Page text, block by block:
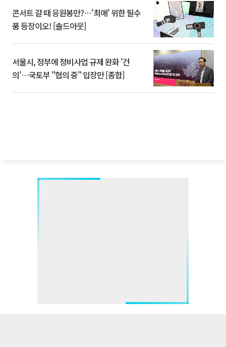
콘서트 갈 때 응원봉만?⋯'최애' 위한 필수
품 등장이오! [솔드아웃]
서울시, 정부에 정비사업 규제 완화 '건
의'⋯국토부 "협의 중" 입장만 [종합]